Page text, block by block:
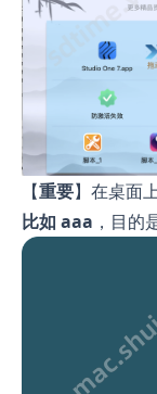
【重要】在桌面
比如 aaa ，目的